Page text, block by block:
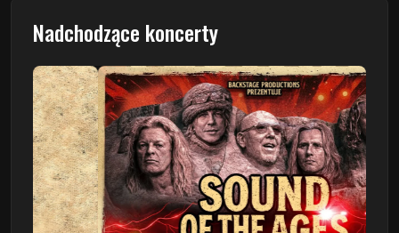
Nadchodzące koncerty